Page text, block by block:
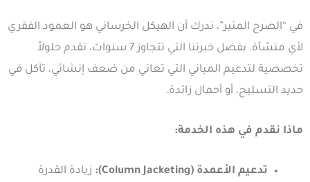
في “الصرح المنير”، ندرك أن الهيكل الخرساني هو العمود الفقري
لأي منشأة. بفضل خبرتنا التي تتجاوز 7 سنوات، نقدم حلولاً
تخصصية لتدعيم المباني التي تعاني من ضعف إنشائي، تآكل في
حديد التسليح، أو أحمال زائدة.
ماذا نقدم في هذه الخدمة:
تدعيم الأعمدة (Column Jacketing):
زيادة القدرة